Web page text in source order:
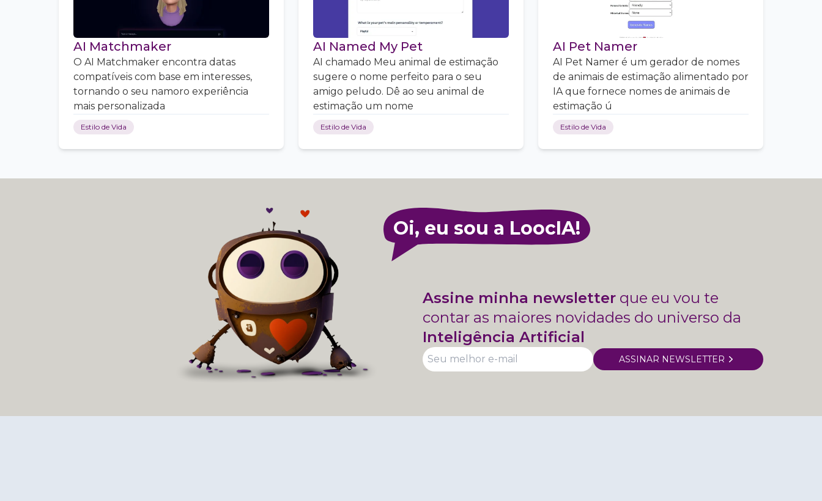
AI Matchmaker
O AI Matchmaker encontra datas
compatíveis com base em interesses,
tornando o seu namoro experiência
mais personalizada
Estilo de Vida
AI Named My Pet
AI chamado Meu animal de estimação
sugere o nome perfeito para o seu
amigo peludo. Dê ao seu animal de
estimação um nome
Estilo de Vida
AI Pet Namer
AI Pet Namer é um gerador de nomes
de animais de estimação alimentado por
IA que fornece nomes de animais de
estimação ú
Estilo de Vida
Oi, eu sou a LoocIA!
Assine minha newsletter que eu vou te
contar as maiores novidades do universo da
Inteligência Artificial
ASSINAR NEWSLETTER